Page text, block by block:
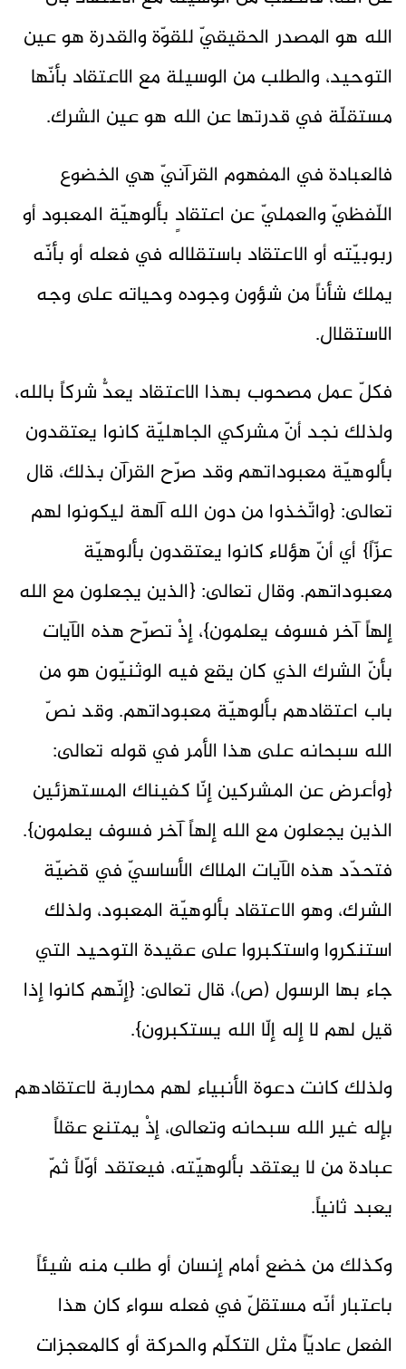
الله هو المصدر الحقيقيّ للقوّة والقدرة هو عين
التوحيد، والطلب من الوسيلة مع الاعتقاد بأنّها
مستقلّة في قدرتها عن الله هو عين الشرك.
فالعبادة في المفهوم القرآنيّ هي الخضوع
اللّفظيّ والعمليّ عن اعتقادٍ بألوهيّة المعبود أو
ربوبيّته أو الاعتقاد باستقلاله في فعله أو بأنّه
يملك شأناً من شؤون وجوده وحياته على وجه
الاستقلال.
فكلّ عمل مصحوب بهذا الاعتقاد يعدُّ شركاً بالله،
ولذلك نجد أنّ مشركي الجاهليّة كانوا يعتقدون
بألوهيّة معبوداتهم وقد صرّح القرآن بذلك، قال
تعالى: {واتّخذوا من دون الله آلهة ليكونوا لهم
عزّاً} أي أنّ هؤلاء كانوا يعتقدون بألوهيّة
معبوداتهم. وقال تعالى: {الذين يجعلون مع الله
إلهاً آخر فسوف يعلمون}، إذْ تصرّح هذه الآيات
بأنّ الشرك الذي كان يقع فيه الوثنيّون هو من
باب اعتقادهم بألوهيّة معبوداتهم. وقد نصّ
الله سبحانه على هذا الأمر في قوله تعالى:
{وأعرض عن المشركين إنّا كفيناك المستهزئين
الذين يجعلون مع الله إلهاً آخر فسوف يعلمون}.
فتحدّد هذه الآيات الملاك الأساسيّ في قضيّة
الشرك، وهو الاعتقاد بألوهيّة المعبود، ولذلك
استنكروا واستكبروا على عقيدة التوحيد التي
جاء بها الرسول (ص)، قال تعالى: {إنّهم كانوا إذا
قيل لهم لا إله إلّا الله يستكبرون}.
ولذلك كانت دعوة الأنبياء لهم محاربة لاعتقادهم
بإله غير الله سبحانه وتعالى، إذْ يمتنع عقلاً
عبادة من لا يعتقد بألوهيّته، فيعتقد أوّلاً ثمّ
يعبد ثانياً.
وكذلك من خضع أمام إنسان أو طلب منه شيئاً
باعتبار أنّه مستقلّ في فعله سواء كان هذا
الفعل عاديّاً مثل التكلّم والحركة أو كالمعجزات